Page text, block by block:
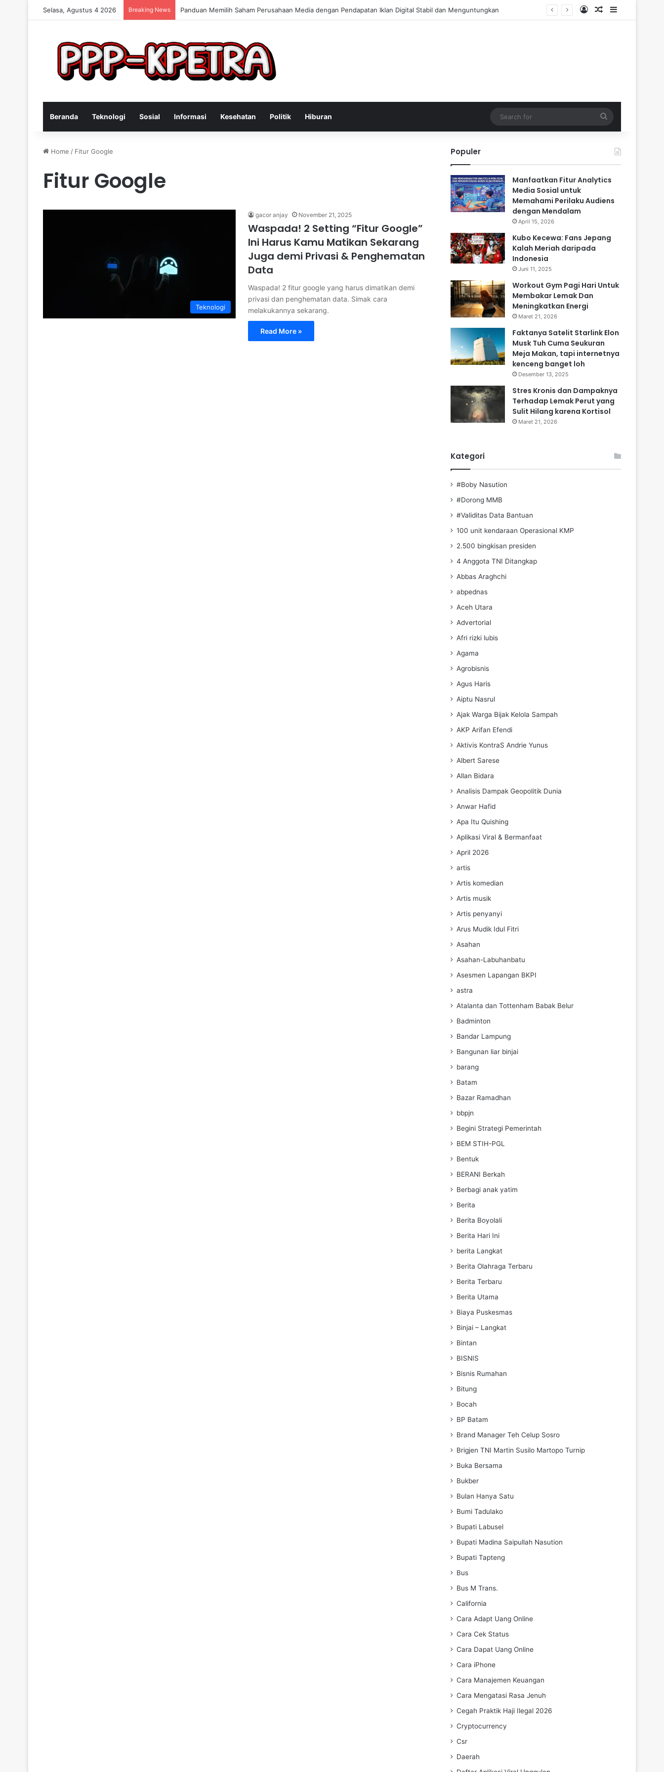
Selasa, Agustus 4 2026 Breaking News Keterampilan Konsultan Bisnis Online untuk Meningkatkan Pendapatan Berdasarkan Pengalaman Praktis Log InRandom Article
Sidebar
Beranda Teknologi Sosial Informasi Kesehatan Politik Hiburan
for
Home / Fitur Google
Fitur Google
Teknologi
gacor anjay November 21, 2025
Waspada! 2 Setting “Fitur Google”
Ini Harus Kamu Matikan Sekarang
Juga demi Privasi & Penghematan
Data
Waspada! 2 fitur google yang harus dimatikan demi
privasi dan penghematan data. Simak cara
melakukannya sekarang.
Read More »
Populer
Manfaatkan Fitur Analytics
Media Sosial untuk
Memahami Perilaku Audiens
dengan Mendalam
April 15, 2026
Kubo Kecewa: Fans Jepang
Kalah Meriah daripada
Indonesia
Juni 11, 2025
Workout Gym Pagi Hari Untuk
Membakar Lemak Dan
Meningkatkan Energi
Maret 21, 2026
Faktanya Satelit Starlink Elon
Musk Tuh Cuma Seukuran
Meja Makan, tapi internetnya
kenceng banget loh
Desember 13, 2025
Stres Kronis dan Dampaknya
Terhadap Lemak Perut yang
Sulit Hilang karena Kortisol
Maret 21, 2026
Kategori
#Boby Nasution
#Dorong MMB
#Validitas Data Bantuan
100 unit kendaraan Operasional KMP
2.500 bingkisan presiden
4 Anggota TNI Ditangkap
Abbas Araghchi
abpednas
Aceh Utara
Advertorial
Afri rizki lubis
Agama
Agrobisnis
Agus Haris
Aiptu Nasrul
Ajak Warga Bijak Kelola Sampah
AKP Arifan Efendi
Aktivis KontraS Andrie Yunus
Albert Sarese
Allan Bidara
Analisis Dampak Geopolitik Dunia
Anwar Hafid
Apa Itu Quishing
Aplikasi Viral & Bermanfaat
April 2026
artis
Artis komedian
Artis musik
Artis penyanyi
Arus Mudik Idul Fitri
Asahan
Asahan-Labuhanbatu
Asesmen Lapangan BKPI
astra
Atalanta dan Tottenham Babak Belur
Badminton
Bandar Lampung
Bangunan liar binjai
barang
Batam
Bazar Ramadhan
bbpjn
Begini Strategi Pemerintah
BEM STIH-PGL
Bentuk
BERANI Berkah
Berbagi anak yatim
Berita
Berita Boyolali
Berita Hari Ini
berita Langkat
Berita Olahraga Terbaru
Berita Terbaru
Berita Utama
Biaya Puskesmas
Binjai – Langkat
Bintan
BISNIS
Bisnis Rumahan
Bitung
Bocah
BP Batam
Brand Manager Teh Celup Sosro
Brigjen TNI Martin Susilo Martopo Turnip
Buka Bersama
Bukber
Bulan Hanya Satu
Bumi Tadulako
Bupati Labusel
Bupati Madina Saipullah Nasution
Bupati Tapteng
Bus
Bus M Trans.
California
Cara Adapt Uang Online
Cara Cek Status
Cara Dapat Uang Online
Cara iPhone
Cara Manajemen Keuangan
Cara Mengatasi Rasa Jenuh
Cegah Praktik Haji Ilegal 2026
Cryptocurrency
Csr
Daerah